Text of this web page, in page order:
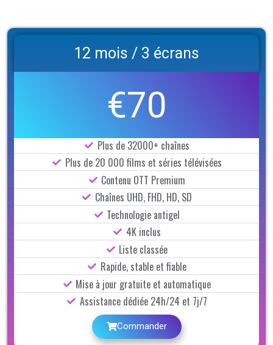
12 mois / 3 écrans​
€70
Plus de 32000+ chaînes
Plus de 20 000 films et séries télévisées
Contenu OTT Premium
Chaînes UHD, FHD, HD, SD
Technologie antigel
4K inclus
Liste classée
Rapide, stable et fiable
Mise à jour gratuite et automatique
Assistance dédiée 24h/24 et 7j/7
Commander